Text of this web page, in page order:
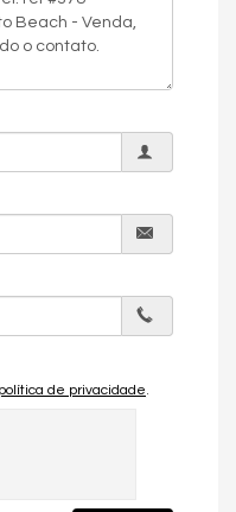
política de privacidade